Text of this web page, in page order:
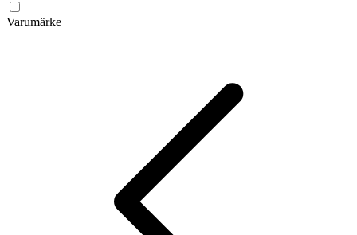
Varumärke